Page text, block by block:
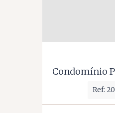
Condomínio
Ref: